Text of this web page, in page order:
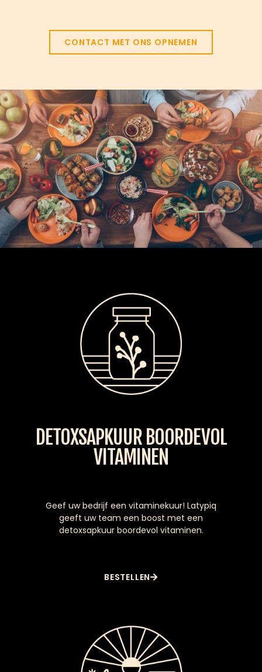
CONTACT MET ONS OPNEMEN
DETOXSAPKUUR BOORDEVOL
VITAMINEN
Geef uw bedrijf een vitaminekuur! Latypiq
geeft uw team een boost met een
detoxsapkuur boordevol vitaminen.
BESTELLEN